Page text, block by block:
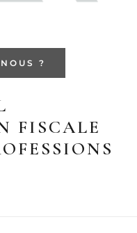
?
FISCALE